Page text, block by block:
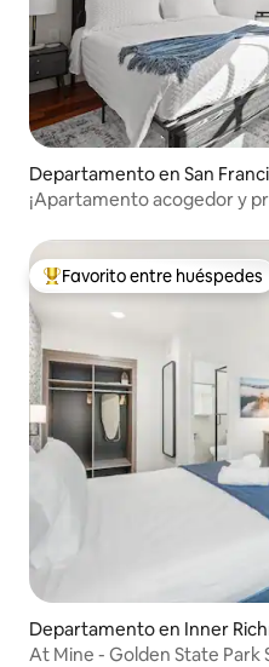
Departamento en San
¡Apartamento acogedor y
De los mejores en Favorito
Favorito entre huéspedes
Departamento en Inner
At Mine - Golden State Park